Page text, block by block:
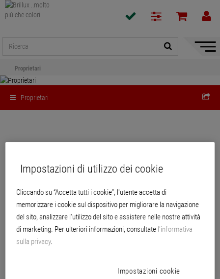
Mostra
Proprietari
Proprietari
contare
scantinati, vernici e velature, pitture e intonaci, benessere e design creativo di
interni: Brillux è... molto più che colori!
Impostazioni di utilizzo dei cookie
Cliccando su “Accetta tutti i cookie”, l'utente accetta di
memorizzare i cookie sul dispositivo per migliorare la navigazione
del sito, analizzare l'utilizzo del sito e assistere nelle nostre attività
di marketing. Per ulteriori informazioni, consultate l’informativa
sulla privacy.
Impostazioni cookie